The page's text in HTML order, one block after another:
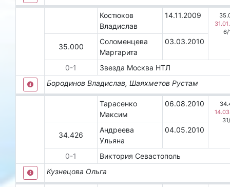
Костюков
Владислав
14.11.2009
6/
35.000
Соломенцева
Маргарита
03.03.2010
0-1 Звезда Москва НТЛ
Бородинов Владислав, Шаяхметов Рустам
Тарасенко
Максим
06.08.2010
31
34.426
Андреева
Ульяна
04.05.2010
0-1 ВикторияСевастополь
Кузнецова Ольга